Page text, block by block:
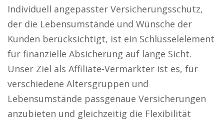
Individuell angepasster Versicherungsschutz,
der die Lebensumstände und Wünsche der
Kunden berücksichtigt, ist ein Schlüsselelement
für finanzielle Absicherung auf lange Sicht.
Unser Ziel als Affiliate-Vermarkter ist es, für
verschiedene Altersgruppen und
Lebensumstände passgenaue Versicherungen
anzubieten und gleichzeitig die Flexibilität